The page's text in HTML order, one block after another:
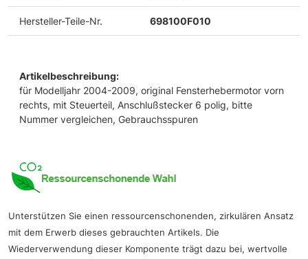
Hersteller-Teile-Nr. 698100F010
Artikelbeschreibung:
für Modelljahr 2004-2009, original Fensterhebermotor vorn
rechts, mit Steuerteil, Anschlußstecker 6 polig, bitte
Nummer vergleichen, Gebrauchsspuren
Unterstützen Sie einen ressourcenschonenden, zirkulären Ansatz
mit dem Erwerb dieses gebrauchten Artikels. Die
Wiederverwendung dieser Komponente trägt dazu bei, wertvolle